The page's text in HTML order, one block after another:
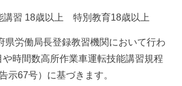
講習 18歳以上 特別教育18歳以上
県労働局長登録教習機関において行わ
時間数高所作業車運転技能講習規程
示67号）に基づきます。